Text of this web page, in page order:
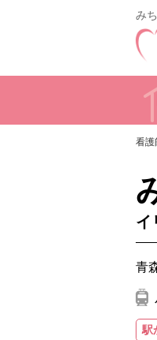
み
看護
イ
青
駅